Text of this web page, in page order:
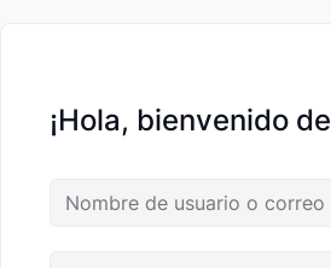
¡Hola, bienvenido